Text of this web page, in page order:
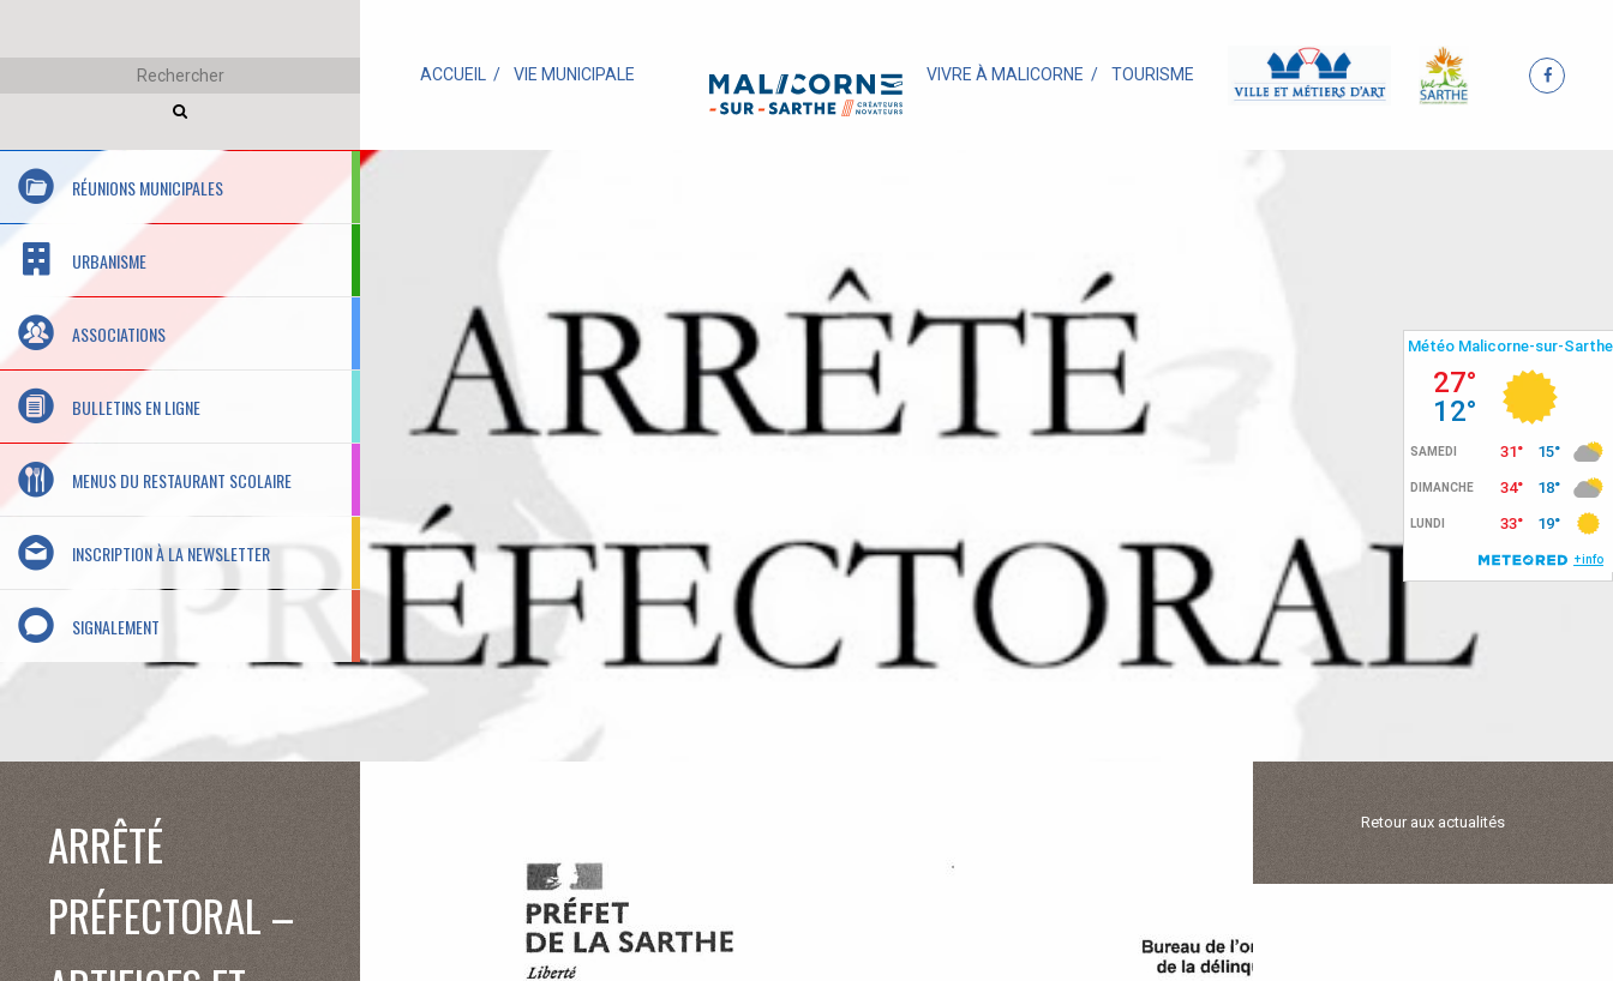
ACCUEIL VIE MUNICIPALE VIVRE À MALICORNE TOURISME
RÉUNIONS MUNICIPALES
URBANISME
ASSOCIATIONS
BULLETINS EN LIGNE
MENUS DU RESTAURANT SCOLAIRE
INSCRIPTION À LA NEWSLETTER
SIGNALEMENT
ARRÊTÉ
PRÉFECTORAL –
Retour aux actualités